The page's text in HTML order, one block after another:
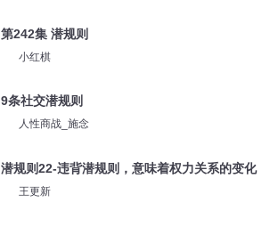
第242集 潜规则
小红棋
9条社交潜规则
人性商战_施念
潜规则22-违背潜规则，意味着权力关系的变化
王更新